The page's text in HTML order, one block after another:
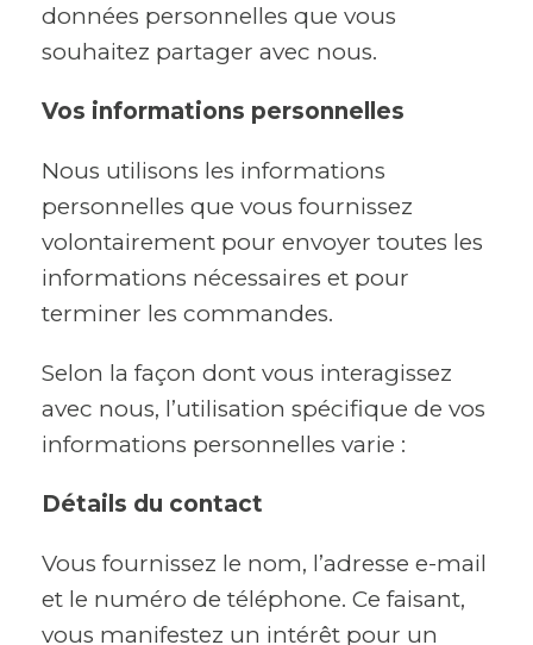
données personnelles que vous
souhaitez partager avec nous.
Vos informations personnelles
Nous utilisons les informations
personnelles que vous fournissez
volontairement pour envoyer toutes les
informations nécessaires et pour
terminer les commandes.
Selon la façon dont vous interagissez
avec nous, l’utilisation spécifique de vos
informations personnelles varie :
Détails du contact
Vous fournissez le nom, l’adresse e-mail
et le numéro de téléphone. Ce faisant,
vous manifestez un intérêt pour un